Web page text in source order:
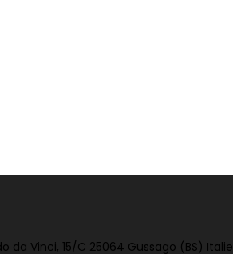
da Vinci, 15/C 25064 Gussago (BS) Italie